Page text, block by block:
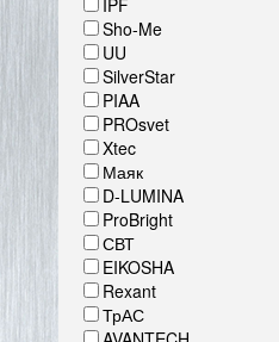
IPF
Sho-Me
UU
SilverStar
PIAA
PROsvet
Xtec
Маяк
D-LUMINA
ProBright
СВТ
EIKOSHA
Rexant
ТрАС